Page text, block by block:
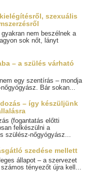
szexuális
nem beszélnek a
sok nőt, lányt
– a szülés várható
egy szentírás – mondja
Bár sokan...
– így készüljünk
(fogantatás előtti
felkészülni a
szülész-nőgyógyász...
szedése mellett
állapot – a szervezet
tényezőt újra kell...